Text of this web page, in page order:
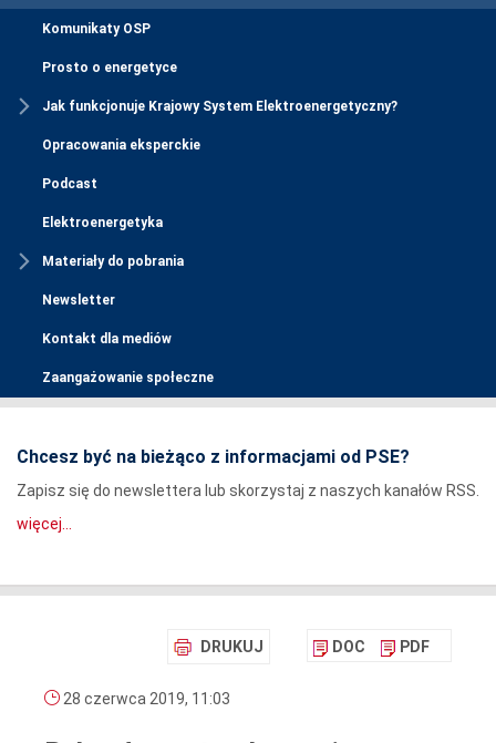
Komunikaty OSP
Prosto o energetyce
Jak funkcjonuje Krajowy System Elektroenergetyczny?
Opracowania eksperckie
Podcast
Elektroenergetyka
Materiały do pobrania
Newsletter
Kontakt dla mediów
Zaangażowanie społeczne
Chcesz być na bieżąco z informacjami od PSE?
Zapisz się do newslettera lub skorzystaj z naszych kanałów RSS.
więcej...
DRUKUJ DOC PDF
28 czerwca 2019, 11:03